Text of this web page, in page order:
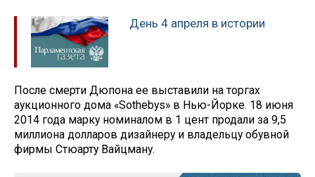
День 4 апреля в истории
После смерти Дюпона ее выставили на торгах
аукционного дома «Sothebys» в Нью-Йорке. 18 июня
2014 года марку номиналом в 1 цент продали за 9,5
миллиона долларов дизайнеру и владельцу обувной
фирмы Стюарту Вайцману.